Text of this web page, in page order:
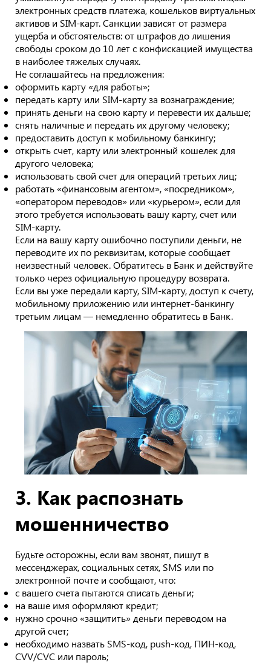
электронных средств платежа, кошельков виртуальных
активов и SIM-карт. Санкции зависят от размера
ущерба и обстоятельств: от штрафов до лишения
свободы сроком до 10 лет с конфискацией имущества
в наиболее тяжелых случаях.
Не соглашайтесь на предложения:
оформить карту «для работы»;
передать карту или SIM-карту за вознаграждение;
принять деньги на свою карту и перевести их дальше;
снять наличные и передать их другому человеку;
предоставить доступ к мобильному банкингу;
открыть счет, карту или электронный кошелек для
другого человека;
использовать свой счет для операций третьих лиц;
работать «финансовым агентом», «посредником»,
«оператором переводов» или «курьером», если для
этого требуется использовать вашу карту, счет или
SIM-карту.
Если на вашу карту ошибочно поступили деньги, не
переводите их по реквизитам, которые сообщает
неизвестный человек. Обратитесь в Банк и действуйте
только через официальную процедуру возврата.
Если вы уже передали карту, SIM-карту, доступ к счету,
мобильному приложению или интернет-банкингу
третьим лицам — немедленно обратитесь в Банк.
3. Как распознать
мошенничество
Будьте осторожны, если вам звонят, пишут в
мессенджерах, социальных сетях, SMS или по
электронной почте и сообщают, что:
с вашего счета пытаются списать деньги;
на ваше имя оформляют кредит;
нужно срочно «защитить» деньги переводом на
другой счет;
необходимо назвать SMS-код, push-код, ПИН-код,
CVV/CVC или пароль;